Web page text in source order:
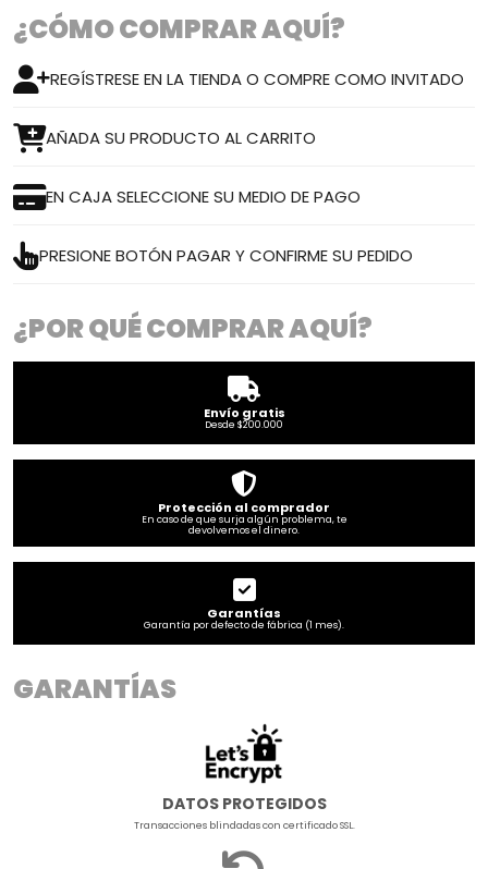
¿CÓMO COMPRAR AQUÍ?
REGÍSTRESE EN LA TIENDA O COMPRE COMO INVITADO
AÑADA SU PRODUCTO AL CARRITO
EN CAJA SELECCIONE SU MEDIO DE PAGO
PRESIONE BOTÓN PAGAR Y CONFIRME SU PEDIDO
¿POR QUÉ COMPRAR AQUÍ?
Envío gratis
Desde $200.000
Protección al comprador
En caso de que surja algún problema, te
devolvemos el dinero.
Garantías
Garantía por defecto de fábrica (1 mes).
GARANTÍAS
DATOS PROTEGIDOS
Transacciones blindadas con certificado SSL.